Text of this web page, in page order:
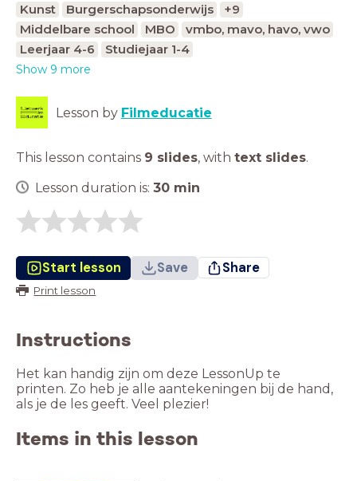
Kunst Burgerschapsonderwijs
+9
Middelbare school
MBO
vmbo, mavo, havo, vwo
Leerjaar 4-6
Studiejaar 1-4
Show 9 more
Lesson by Filmeducatie
This lesson contains 9 slides, with text slides.
Lesson duration is: 30 min
Start lesson Save Share
Print lesson
Instructions
Het kan handig zijn om deze LessonUp te
printen. Zo heb je alle aantekeningen bij de hand,
als je de les geeft. Veel plezier!
Items in this lesson